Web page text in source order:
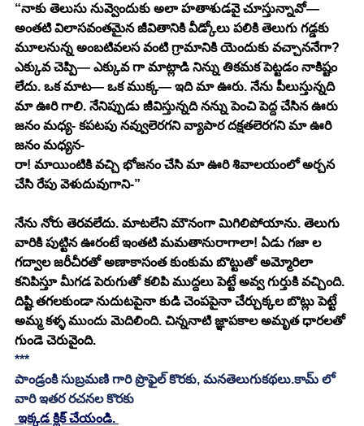
“నాకు తెలుసు నువ్వెందుకు అలా హతాశుడవై చూస్తున్నావో—
అంతటి విలాసవంతమైన జీవితానికి వీడ్కోలు పలికి తెలుగు గడ్డకు
మూలనున్న అంబటివలస వంటి గ్రామానికి యెందుకు వచ్చాననేగా?
ఎక్కువ చెప్పి— ఎక్కువ గా మాట్లాడి నిన్ను తికమక పెట్టడం నాకిష్టం
లేదు. ఒక మాట— ఒక ముక్క— ఇది మా ఊరు. నేను పీలుస్తున్నది
మా ఊరి గాలి. నేనిప్పుడు జీవిస్తున్నది నన్ను పెంచి పెద్ద చేసిన ఊరు
జనం మధ్య- కపటపు నవ్వులెరగని వ్యాపార దక్షతలెరగని మా ఊరి
జనం మధ్యన-
రా! మాయింటికి వచ్చి భోజనం చేసి మా ఊరి శివాలయంలో అర్చన
చేసి రేపు వెళుదువుగాని-”
నేను నోరు తెరవలేదు. మాటలేని మౌనంగా మిగిలిపోయాను. తెలుగు
వారికి పుట్టిన ఊరంటే ఇంతటి మమతానురాగాలా! ఏడు గజా ల
గద్వాల జరీచీరతో అణాకాసంత కుంకుమ బొట్టుతో అమ్మోరిలా
కనిపిస్తూ మీగడ పెరుగుతో కలిపి ముద్దలు పెట్టే అవ్వ గుర్తుకి వచ్చింది.
దిష్టి తగలకుండా నుదుటపైనా కుడి చెంపపైనా చేర్చుక్కల బొట్లు పెట్టే
అమ్మ కళ్ళ ముందు మెదిలింది. చిన్ననాటి జ్ఞాపకాల అమృత ధారలతో
గుండె చెరువైంది.
***
పాండ్రంకి సుబ్రమణి గారి ప్రొఫైల్ కొరకు, మనతెలుగుకథలు.కామ్ లో
వారి ఇతర రచనల కొరకు
ఇక్కడ క్లిక్ చేయండి.